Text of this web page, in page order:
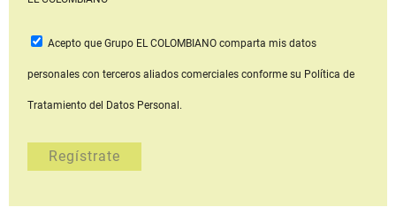
Acepto que Grupo EL COLOMBIANOcomparta mis datos
personales con terceros aliados comerciales conforme su Política de
Tratamiento del Datos Personal.